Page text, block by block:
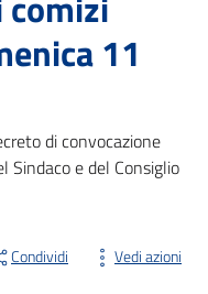
11
di convocazione
Sindaco e del Consiglio
Condividi Vedi azioni